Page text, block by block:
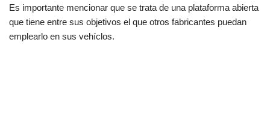
Es importante mencionar que se trata de una plataforma abierta
que tiene entre sus objetivos el que otros fabricantes puedan
emplearlo en sus vehíclos.